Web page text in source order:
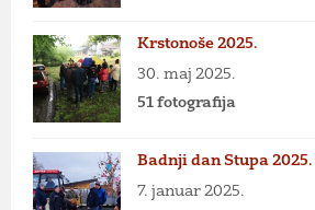
Krstonoše 2025.
30. maj 2025.
51 fotografija
Badnji dan Stupa
7. januar 2025.